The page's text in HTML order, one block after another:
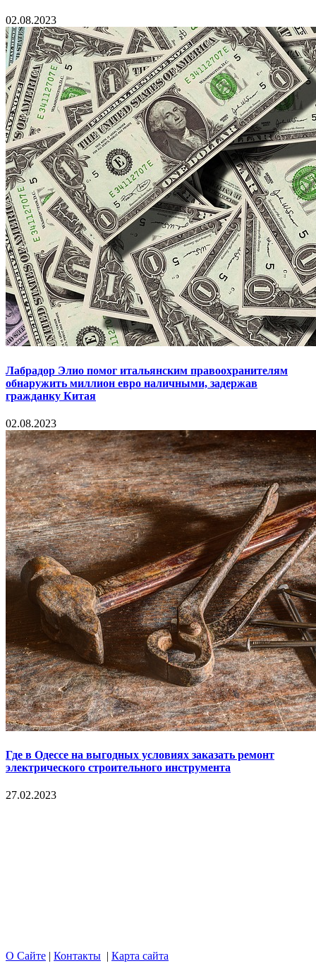
02.08.2023
Лабрадор Элио помог итальянским правоохранителям
обнаружить миллион евро наличными, задержав
гражданку Китая
02.08.2023
Где в Одессе на выгодных условиях заказать ремонт
электрического строительного инструмента
27.02.2023
О Сайте | Контакты | Карта сайта